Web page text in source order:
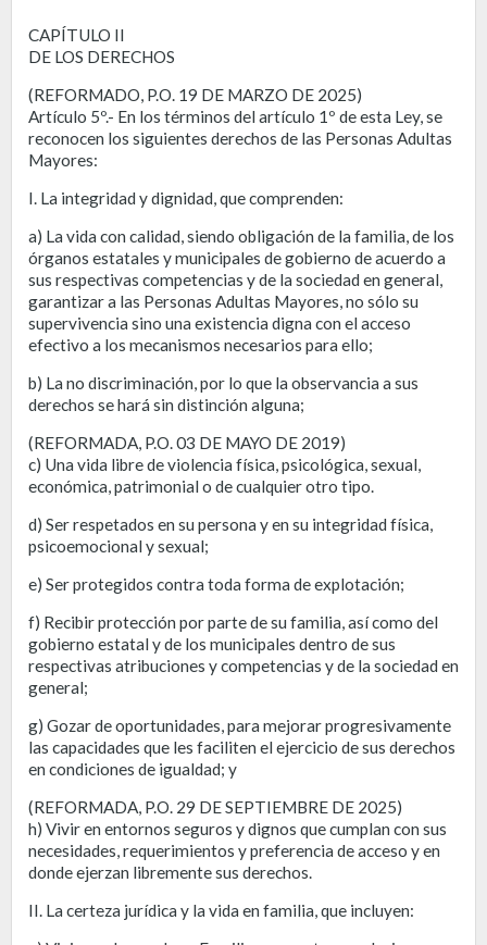
CAPÍTULO II
DE LOS DERECHOS
(REFORMADO, P.O. 19 DE MARZO DE 2025)
Artículo 5º.- En los términos del artículo 1º de esta Ley, se
reconocen los siguientes derechos de las Personas Adultas
Mayores:
I. La integridad y dignidad, que comprenden:
a) La vida con calidad, siendo obligación de la familia, de los
órganos estatales y municipales de gobierno de acuerdo a
sus respectivas competencias y de la sociedad en general,
garantizar a las Personas Adultas Mayores, no sólo su
supervivencia sino una existencia digna con el acceso
efectivo a los mecanismos necesarios para ello;
b) La no discriminación, por lo que la observancia a sus
derechos se hará sin distinción alguna;
(REFORMADA, P.O. 03 DE MAYO DE 2019)
c) Una vida libre de violencia física, psicológica, sexual,
económica, patrimonial o de cualquier otro tipo.
d) Ser respetados en su persona y en su integridad física,
psicoemocional y sexual;
e) Ser protegidos contra toda forma de explotación;
f) Recibir protección por parte de su familia, así como del
gobierno estatal y de los municipales dentro de sus
respectivas atribuciones y competencias y de la sociedad en
general;
g) Gozar de oportunidades, para mejorar progresivamente
las capacidades que les faciliten el ejercicio de sus derechos
en condiciones de igualdad; y
(REFORMADA, P.O. 29 DE SEPTIEMBRE DE 2025)
h) Vivir en entornos seguros y dignos que cumplan con sus
necesidades, requerimientos y preferencia de acceso y en
donde ejerzan libremente sus derechos.
II. La certeza jurídica y la vida en familia, que incluyen: